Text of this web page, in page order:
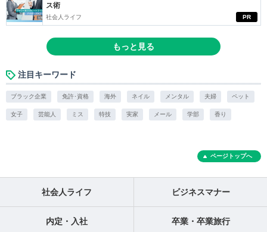
PR
ス術
社会人ライフ
もっと見る
注目キーワード
ブラック企業 免許･資格 海外 ネイル メンタル 夫婦 ペット
女子 芸能人 ミス 特技 実家 メール 学部 香り
ページトップへ
社会人ライフ ビジネスマナー
内定・入社 卒業・卒業旅行